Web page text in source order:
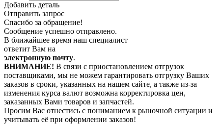
Добавить деталь
Отправить запрос
Спасибо за обращение!
Сообщение успешно отправлено.
В ближайшее время наш специалист
ответит Вам на
электронную почту.
ВНИМАНИЕ! В связи с приостановлением отгрузок
поставщиками, мы не можем гарантировать отгрузку Ваших
заказов в сроки, указанных на нашем сайте, а также из-за
изменения курса валют возможна корректировка цен,
заказанных Вами товаров и запчастей.
Просим Вас отнестись с пониманием к рыночной ситуации и
учитывать её при оформлении заказов!